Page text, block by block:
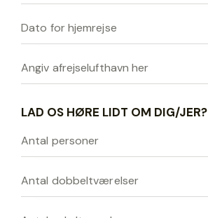
LAD OS HØRE LIDT OM DIG/JER?